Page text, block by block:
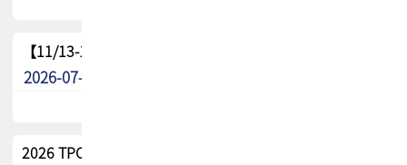
【11/13-15】2026 TPCA 百岳登頂_南橫三星
2026-07-22
2026 TPCA中南區會員問卷暨7/31交流餐敘報名